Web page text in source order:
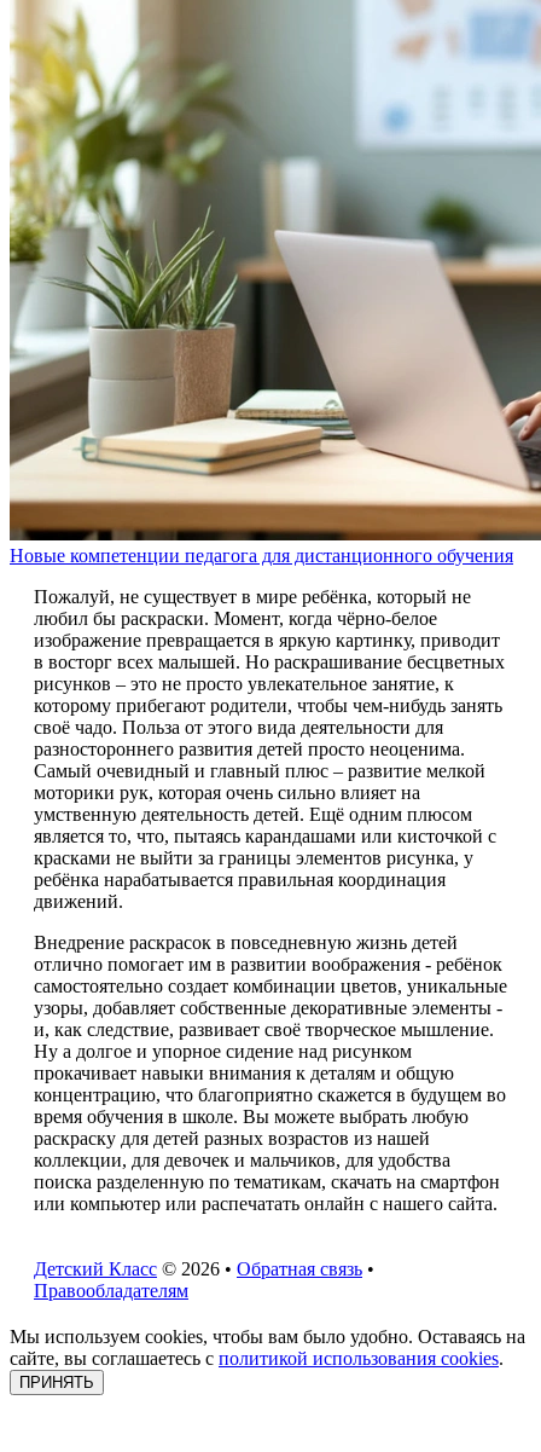
Новые компетенции педагога для дистанционного обучения
Пожалуй, не существует в мире ребёнка, который не
любил бы раскраски. Момент, когда чёрно-белое
изображение превращается в яркую картинку, приводит
в восторг всех малышей. Но раскрашивание бесцветных
рисунков – это не просто увлекательное занятие, к
которому прибегают родители, чтобы чем-нибудь занять
своё чадо. Польза от этого вида деятельности для
разностороннего развития детей просто неоценима.
Самый очевидный и главный плюс – развитие мелкой
моторики рук, которая очень сильно влияет на
умственную деятельность детей. Ещё одним плюсом
является то, что, пытаясь карандашами или кисточкой с
красками не выйти за границы элементов рисунка, у
ребёнка нарабатывается правильная координация
движений.
Внедрение раскрасок в повседневную жизнь детей
отлично помогает им в развитии воображения - ребёнок
самостоятельно создает комбинации цветов, уникальные
узоры, добавляет собственные декоративные элементы -
и, как следствие, развивает своё творческое мышление.
Ну а долгое и упорное сидение над рисунком
прокачивает навыки внимания к деталям и общую
концентрацию, что благоприятно скажется в будущем во
время обучения в школе. Вы можете выбрать любую
раскраску для детей разных возрастов из нашей
коллекции, для девочек и мальчиков, для удобства
поиска разделенную по тематикам, скачать на смартфон
или компьютер или распечатать онлайн с нашего сайта.
Детский Класс © 2026 • Обратная связь •
Правообладателям
Мы используем cookies, чтобы вам было удобно. Оставаясь на
сайте, вы соглашаетесь с политикой использования cookies.
ПРИНЯТЬ